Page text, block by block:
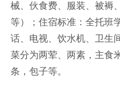
械、伙食费、服装、被褥
等）；住宿标准：全托班
话、电视、饮水机、卫生
菜分为两荤、两素，主食
条，包子等。